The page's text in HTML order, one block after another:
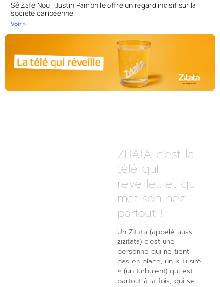
Sé Zafè Nou : Justin Pamphile offre un regard incisif sur la
société caribéenne
Voir »
ZITATA c’est la
télé qui
réveille... et qui
met son nez
partout !
Un Zitata (appelé aussi
zizitata) c’est une
personne qui ne tient
pas en place, un « Ti sirè
» (un turbulent) qui est
partout à la fois, qui se